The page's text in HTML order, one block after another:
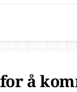
å